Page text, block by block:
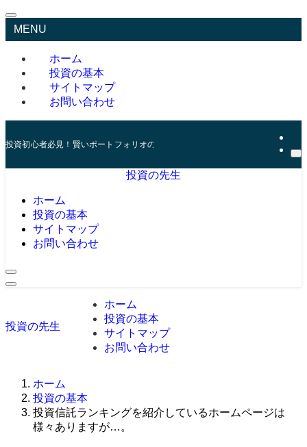
MENU
ホーム
投資の基本
サイトマップ
お問い合わせ
投資初心者必見！賢いポートフォリオの組み方とリスク管理の秘訣
投資の先生
ホーム
投資の基本
サイトマップ
お問い合わせ
投資の先生
ホーム
投資の基本
サイトマップ
お問い合わせ
ホーム
投資の基本
投資信託ランキングを紹介しているホームページは
様々ありますが…。